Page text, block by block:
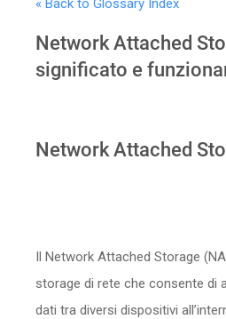
Servizi
« Back to Glossary Index
Network Attached
significato e
Network Attached
Il Network Attached Storage
storage di rete che consente di
dati tra diversi dispositivi